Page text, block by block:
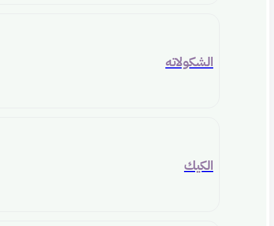
الشكولاته
الكيك